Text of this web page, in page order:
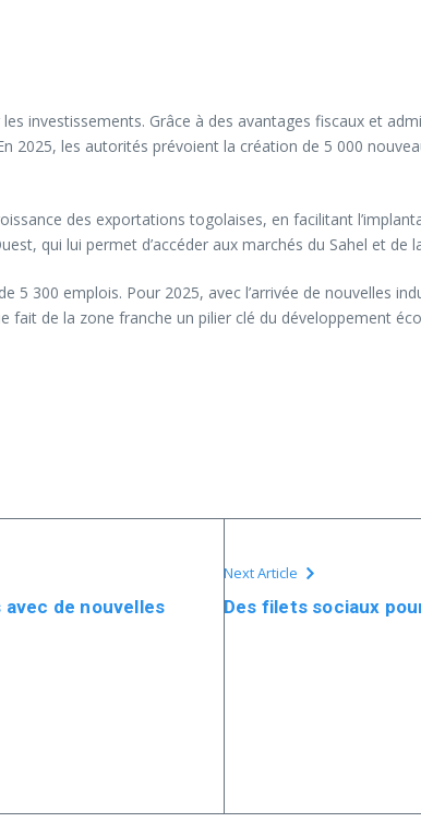
investissements. Grâce à des avantages fiscaux et
2025, les autorités prévoient la création de 5 000
des exportations togolaises, en facilitant
qui lui permet d’accéder aux marchés du Sahel et de
5 300 emplois. Pour 2025, avec l’arrivée de nouvelles
de la zone franche un pilier clé du développement
avec de nouvelles
Next Article
Des filets sociaux